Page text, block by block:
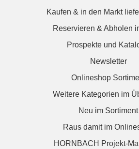
Kaufen & in den Markt
Reservieren & Abholen
Prospekte und
Newsletter
Onlineshop
Weitere Kategorien im
Neu im Sortiment
Raus damit im
HORNBACH Projekt-